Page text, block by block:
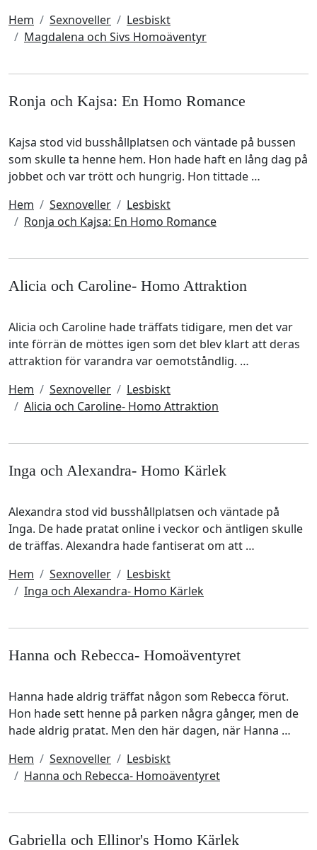
Hem Sexnoveller
Lesbiskt
Magdalena och Sivs Homoäventyr
Ronja och Kajsa: En Homo Romance
Kajsa stod vid busshållplatsen och väntade på bussen
som skulle ta henne hem. Hon hade haft en lång dag på
jobbet och var trött och hungrig. Hon tittade …
Hem
Sexnoveller
Lesbiskt
Ronja och Kajsa: En Homo Romance
Alicia och Caroline- Homo Attraktion
Alicia och Caroline hade träffats tidigare, men det var
inte förrän de möttes igen som det blev klart att deras
attraktion för varandra var oemotståndlig. …
Hem
Sexnoveller
Lesbiskt
Alicia och Caroline- Homo Attraktion
Inga och Alexandra- Homo Kärlek
Alexandra stod vid busshållplatsen och väntade på
Inga. De hade pratat online i veckor och äntligen skulle
de träffas. Alexandra hade fantiserat om att …
Hem
Sexnoveller
Lesbiskt
Inga och Alexandra- Homo Kärlek
Hanna och Rebecca- Homoäventyret
Hanna hade aldrig träffat någon som Rebecca förut.
Hon hade sett henne på parken några gånger, men de
hade aldrig pratat. Men den här dagen, när Hanna …
Hem
Sexnoveller
Lesbiskt
Hanna och Rebecca- Homoäventyret
Gabriella och Ellinor's Homo Kärlek